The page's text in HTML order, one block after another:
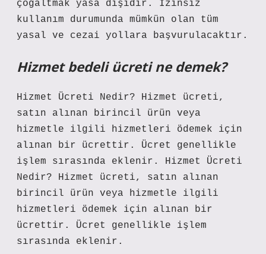
çoğaltmak yasa dışıdır. İzinsiz
kullanım durumunda mümkün olan tüm
yasal ve cezai yollara başvurulacaktır.
Hizmet bedeli ücreti ne demek?
Hizmet Ücreti Nedir? Hizmet ücreti,
satın alınan birincil ürün veya
hizmetle ilgili hizmetleri ödemek için
alınan bir ücrettir. Ücret genellikle
işlem sırasında eklenir. Hizmet Ücreti
Nedir? Hizmet ücreti, satın alınan
birincil ürün veya hizmetle ilgili
hizmetleri ödemek için alınan bir
ücrettir. Ücret genellikle işlem
sırasında eklenir.